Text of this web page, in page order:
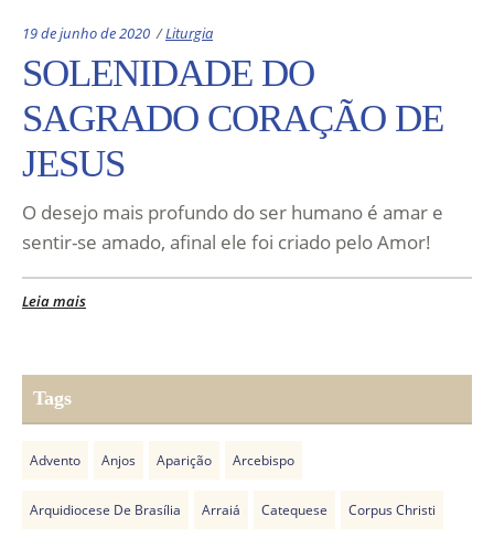
19 de junho de 2020 Categories:
Liturgia
SOLENIDADE DO
SAGRADO CORAÇÃO DE
JESUS
O desejo mais profundo do ser humano é amar e
sentir-se amado, afinal ele foi criado pelo Amor!
Leia mais
Tags
Advento Anjos Aparição Arcebispo
Arquidiocese De Brasília Arraiá Catequese Corpus Christi